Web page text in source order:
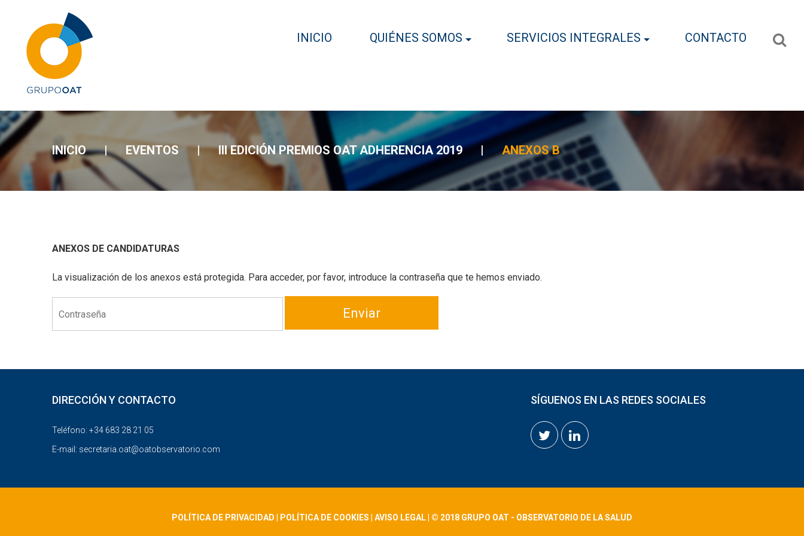
INICIO QUIÉNES SOMOS SERVICIOS INTEGRALES CONTACTO
INICIO | EVENTOS | III EDICIÓN PREMIOS OAT ADHERENCIA 2019 | ANEXOS B
ANEXOS DE CANDIDATURAS
La visualización de los anexos está protegida. Para acceder, por favor, introduce la contraseña que te hemos enviado.
Enviar
DIRECCIÓN Y CONTACTO
Teléfono: +34 683 28 21 05
E-mail: secretaria.oat@oatobservatorio.com
SÍGUENOS EN LAS REDES SOCIALES
POLÍTICA DE PRIVACIDAD POLÍTICA DE COOKIES AVISO LEGAL | © 2018 GRUPO OAT - OBSERVATORIO DE LA SALUD